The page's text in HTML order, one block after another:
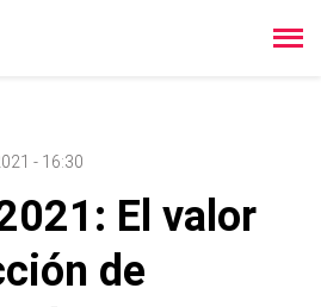
- 16:30
El valor
de